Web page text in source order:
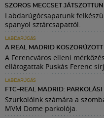
SZOROS MECCSET
Labdarúgócsapatunk
spanyol sztárcsapattól.
LABDARÚGÁS
A REAL MADRID
A Ferencváros elleni
ellátogattak Puskás Ferenc
LABDARÚGÁS
FTC–REAL MADRID: PARKOLÁSI
Szurkolóink számára a
MVM Dome parkolója.